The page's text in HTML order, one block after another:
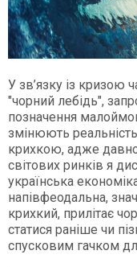
У зв’язку із кризою
"чорний лебідь",
позначення
змінюють
крихкою, адже
світових ринків я
українська
напівфеодальна,
крихкий, прилітає
статися раніше чи
спусковим гачком